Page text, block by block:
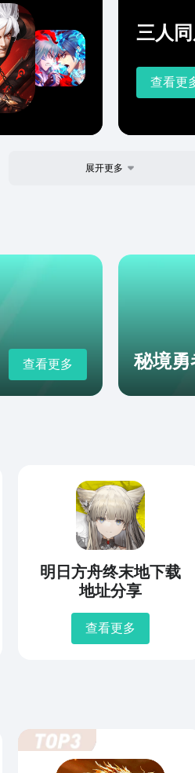
三人
查看更
展开更多
查看更多 秘境勇
明日方舟终末地下载
地址分享
查看更多